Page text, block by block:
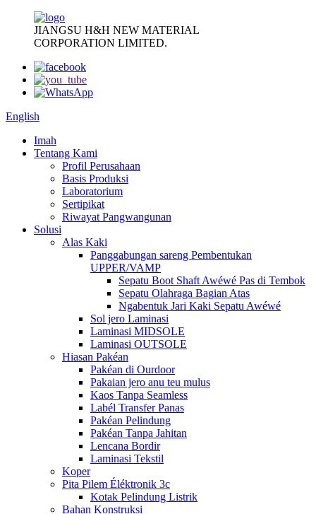
JIANGSU H&H NEW MATERIAL
CORPORATION LIMITED.
English
Imah
Tentang Kami
Profil Perusahaan
Basis Produksi
Laboratorium
Sertipikat
Riwayat Pangwangunan
Solusi
Alas Kaki
Panggabungan sareng Pembentukan
UPPER/VAMP
Sepatu Boot Shaft Awéwé Pas di Tembok
Sepatu Olahraga Bagian Atas
Ngabentuk Jari Kaki Sepatu Awéwé
Sol jero Laminasi
Laminasi MIDSOLE
Laminasi OUTSOLE
Hiasan Pakéan
Pakéan di Ourdoor
Pakaian jero anu teu mulus
Kaos Tanpa Seamless
Labél Transfer Panas
Pakéan Pelindung
Pakéan Tanpa Jahitan
Lencana Bordir
Laminasi Tekstil
Koper
Pita Pilem Éléktronik 3c
Kotak Pelindung Listrik
Bahan Konstruksi